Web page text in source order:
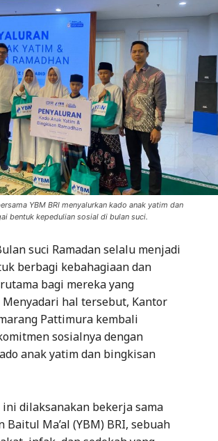
YBM BRI menyalurkan kado anak yatim dan
bentuk kepedulian sosial di bulan suci.
suci Ramadan selalu menjadi
berbagi kebahagiaan dan
bagi mereka yang
hal tersebut, Kantor
Pattimura kembali
sosialnya dengan
anak yatim dan bingkisan
dilaksanakan bekerja sama
Baitul Ma’al (YBM) BRI, sebuah